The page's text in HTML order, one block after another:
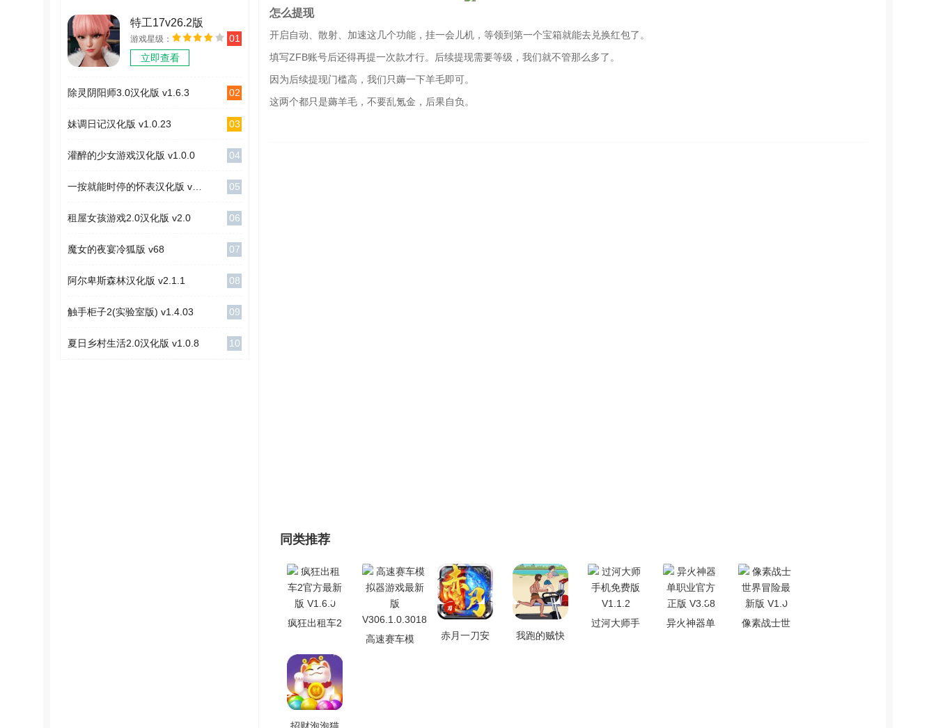
特工17v26.2版
v26.2
游戏星级：
立即查看
01
除灵阴阳师3.0汉化版 v1.6.3 02
妹调日记汉化版 v1.0.23 03
灌醉的少女游戏汉化版 v1.0.0 04
05
租屋女孩游戏2.0汉化版 v2.0 06
魔女的夜宴冷狐版 v68 07
阿尔卑斯森林汉化版 v2.1.1 08
触手柜子2(实验室版) v1.4.03 09
夏日乡村生活2.0汉化版 v1.0.8 10
怎么提现
开启自动、散射、加速这几个功能，挂一会儿机，等领到第一个宝箱就能去兑换红包了。
填写ZFB账号后还得再提一次款才行。后续提现需要等级，我们就不管那么多了。
因为后续提现门槛高，我们只薅一下羊毛即可。
这两个都只是薅羊毛，不要乱氪金，后果自负。
同类推荐
疯狂出租车2
V1.6.0
高速赛车模
赤月一刀安
我跑的贼快
过河大师手
异火神器单
像素战士世